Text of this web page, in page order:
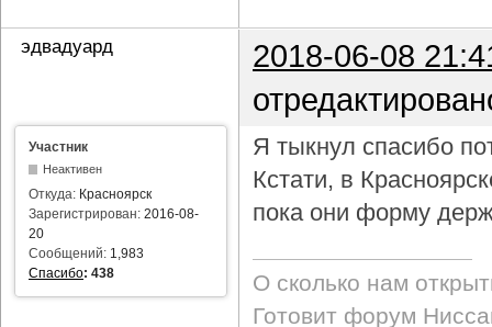
эдвадуард
2018-06-08
Участник
Неактивен
Откуда: Красноярск
Зарегистрирован: 2016-08-
20
Сообщений: 1,983
Спасибо: 438
Я тыкнул спасибо
Кстати, в
пока они форму
О сколько нам
Готовит форум